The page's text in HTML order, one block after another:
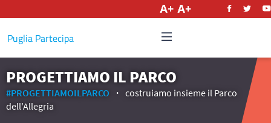
Puglia Partecipa
PROGETTIAMO IL PARCO
#PROGETTIAMOILPARCO
costruiamo insieme il Parco
dell'Allegria